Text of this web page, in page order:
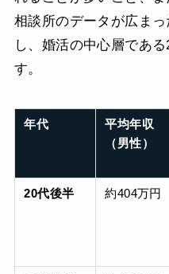
相談所のデータが広ま
し、婚活の中心層であ
す。
年代
平均年収
（男性）
20代後半 約404万円